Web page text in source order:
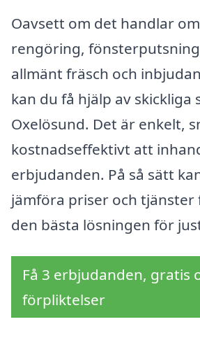
Oavsett om det handlar
rengöring,
allmänt fräsch och
kan du få hjälp av skickliga
Oxelösund. Det är enkelt,
kostnadseffektivt att
erbjudanden. På så sätt
jämföra priser och
den bästa lösningen för
Få 3 erbjudanden, gratis
förpliktelser